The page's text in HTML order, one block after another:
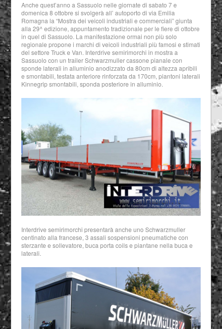
Anche quest’anno a Sassuolo nelle giornate di sabato 7 e
domenica 8 ottobre si svolgerà all’ autoporto di via Emilia
Romagna la “Mostra dei veicoli industriali e commerciali” giunta
alla 29^ edizione, appuntamento tradizionale per le fiere di ottobre
in quel di Sassuolo. La manifestazione ormai non più solo
regionale propone i marchi di veicoli industriali più famosi e stimati
del settore Truck e Van. Interdrive semirimorchi in mostra a
Sassuolo con un trailer Schwarzmuller cassone pianale con
sponde laterali in alluminio anodizzato da 80cm di altezza apribili
e smontabili, testata anteriore rinforzata da 170cm, piantoni laterali
Kinnegrip smontabili, sponda posteriore in alluminio.
Interdrive semirimorchi presentarà anche uno Schwarzmuller
centinato alla francese, 3 assali sospensioni pneumatiche con
sterzante e sollevatore, buca porta coils e piantane nella buca e
laterali.